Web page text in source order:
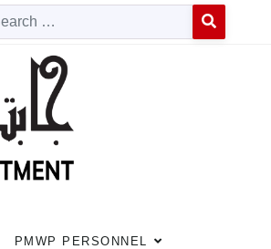
PMWP PERSONNEL